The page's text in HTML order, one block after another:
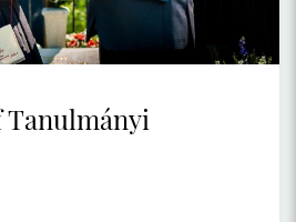
Tanulmányi